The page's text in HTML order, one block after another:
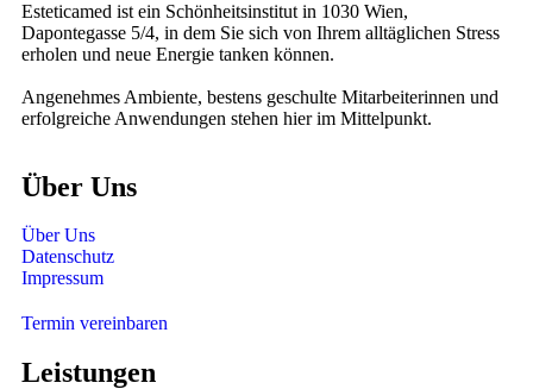
Esteticamed ist ein Schönheitsinstitut in 1030 Wien,
Dapontegasse 5/4, in dem Sie sich von Ihrem alltäglichen Stress
erholen und neue Energie tanken können.
Angenehmes Ambiente, bestens geschulte Mitarbeiterinnen und
erfolgreiche Anwendungen stehen hier im Mittelpunkt.
Über Uns
Über Uns
Datenschutz
Impressum
Termin vereinbaren
Leistungen